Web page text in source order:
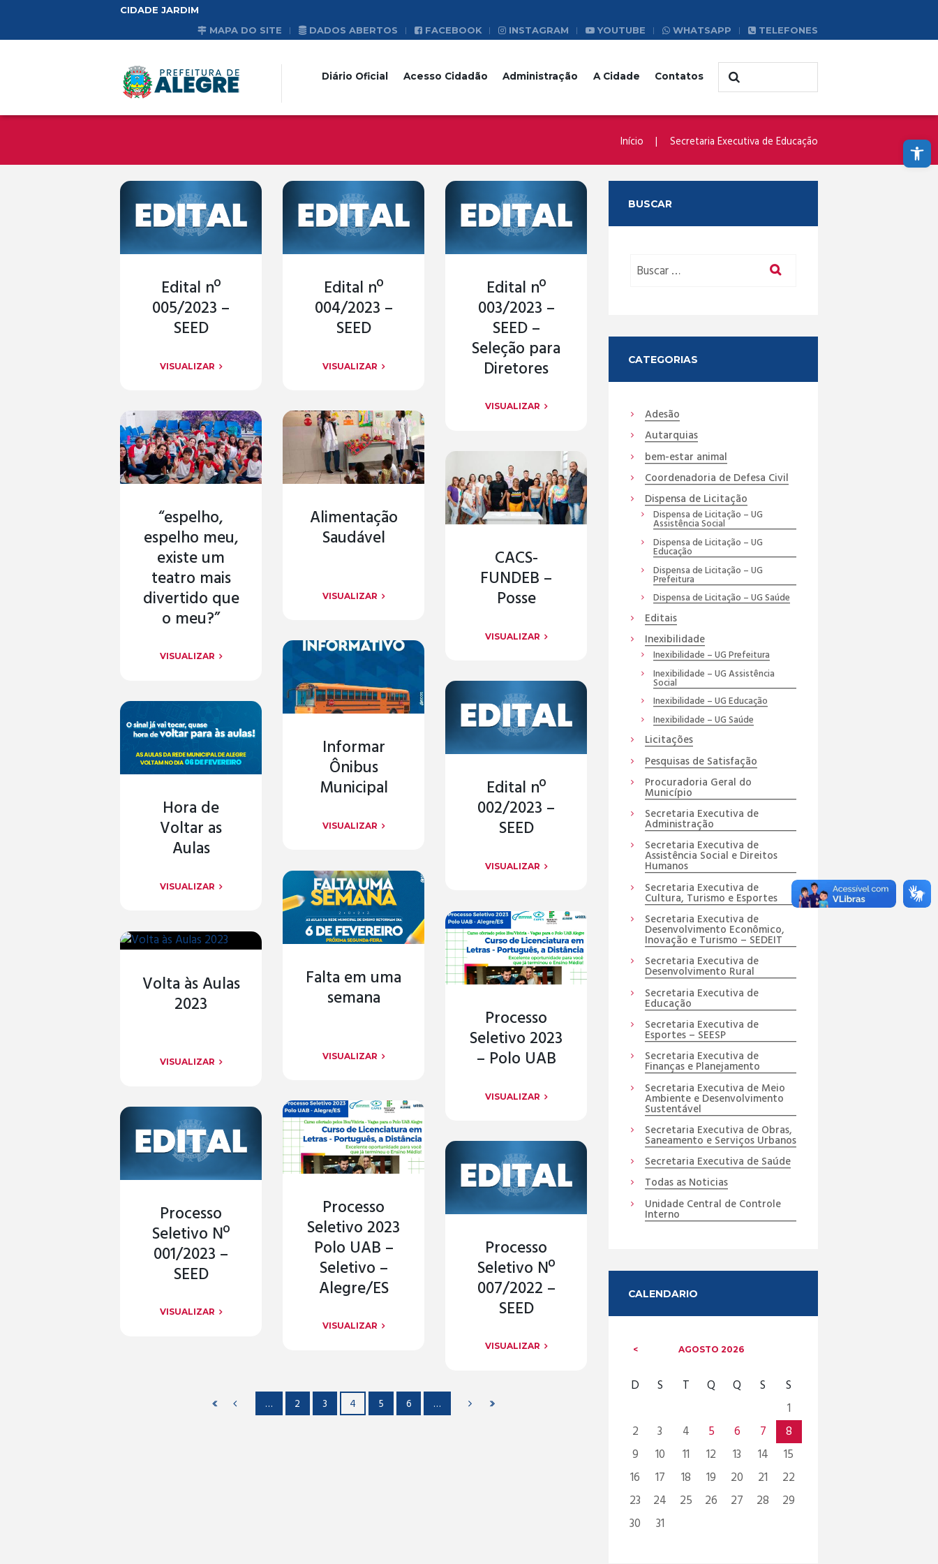
Abrir a barra de ferramentas
CIDADE JARDIM
MAPA DO SITE
DADOS ABERTOS FACEBOOK INSTAGRAM YOUTUBE WHATSAPP TELEFONES
Diário Oficial Acesso Cidadão Administração A Cidade Contatos
Início Secretaria Executiva de Educação
Edital nº
005/2023 –
SEED
VISUALIZAR
Edital nº
004/2023 –
SEED
VISUALIZAR
Edital nº
003/2023 –
SEED –
Seleção para
Diretores
VISUALIZAR
“espelho,
espelho meu,
existe um
teatro mais
divertido que
o meu?”
VISUALIZAR
Alimentação
Saudável
VISUALIZAR
CACS-
FUNDEB –
Posse
VISUALIZAR
Informar
Ônibus
Municipal
VISUALIZAR
Edital nº
002/2023 –
SEED
VISUALIZAR
Hora de
Voltar as
Aulas
VISUALIZAR
Falta em uma
semana
VISUALIZAR
Processo
Seletivo 2023
– Polo UAB
VISUALIZAR
Volta às Aulas
2023
VISUALIZAR
Processo
Seletivo 2023
Polo UAB –
Seletivo –
Alegre/ES
VISUALIZAR
Processo
Seletivo Nº
001/2023 –
SEED
VISUALIZAR
Processo
Seletivo Nº
007/2022 –
SEED
VISUALIZAR
… 2 3 4 5 6 …
BUSCAR
CATEGORIAS
Adesão
Autarquias
bem-estar animal
Coordenadoria de Defesa Civil
Dispensa de Licitação
Dispensa de Licitação – UG
Assistência Social
Dispensa de Licitação – UG
Educação
Dispensa de Licitação – UG
Prefeitura
Dispensa de Licitação – UG Saúde
Editais
Inexibilidade
Inexibilidade – UG Prefeitura
Inexibilidade – UG Assistência
Social
Inexibilidade – UG Educação
Inexibilidade – UG Saúde
Licitações
Pesquisas de Satisfação
Procuradoria Geral do
Município
Secretaria Executiva de
Administração
Secretaria Executiva de
Assistência Social e Direitos
Humanos
Secretaria Executiva de
Cultura, Turismo e Esportes
Secretaria Executiva de
Desenvolvimento Econômico,
Inovação e Turismo – SEDEIT
Secretaria Executiva de
Desenvolvimento Rural
Secretaria Executiva de
Educação
Secretaria Executiva de
Esportes – SEESP
Secretaria Executiva de
Finanças e Planejamento
Secretaria Executiva de Meio
Ambiente e Desenvolvimento
Sustentável
Secretaria Executiva de Obras,
Saneamento e Serviços Urbanos
Secretaria Executiva de Saúde
Todas as Noticias
Unidade Central de Controle
Interno
CALENDARIO
AGOSTO2026
D S T Q Q S
S
1
2
3 4 5 6 7
8
9
10 11 12 13 14
15
16
17 18 19 20 21
22
23
24 25 26 27 28
29
30
31